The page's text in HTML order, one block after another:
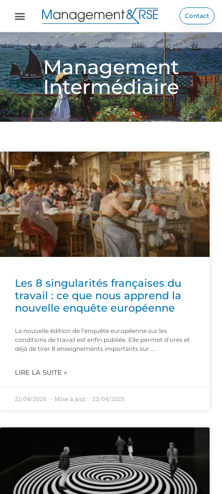
Contact
Management
Intermédiaire
Les 8 singularités françaises du
travail : ce que nous apprend la
nouvelle enquête européenne
La nouvelle édition de l’enquête européenne sur les
conditions de travail est enfin publiée. Elle permet d’ores et
déjà de tirer 8 enseignements importants sur
LIRE LA SUITE »
21/04/2026 22/04/2026